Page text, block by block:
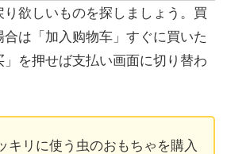
欲しいものを探しましょう。買
は「加入购物车」すぐに買いた
を押せば支払い画面に切り替わ
キリに使う虫のおもちゃを購入